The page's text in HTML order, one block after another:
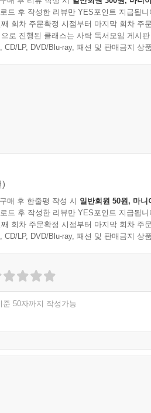
드 후 작성한 리뷰만 YES포인트 지급됩니
회차 주문확정 시점부터 마지막 회차 주
로 진행된 클래스는 사락 독서모임 게시
CD/LP, DVD/Blu-ray, 패션 및 판매금지 상
)
매 후 한줄평 작성 시 일반회원 50원, 마니
드 후 작성한 리뷰만 YES포인트 지급됩니
회차 주문확정 시점부터 마지막 회차 주
CD/LP, DVD/Blu-ray, 패션 및 판매금지 상
준 50자까지 작성가능